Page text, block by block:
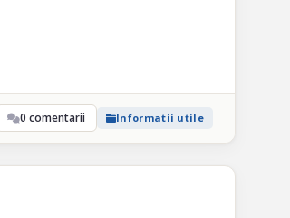
0 comentarii Informatii utile